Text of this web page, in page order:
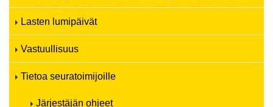
Lasten lumipäivät
Vastuullisuus
Tietoa seuratoimijoille
Järjestäjän ohjeet